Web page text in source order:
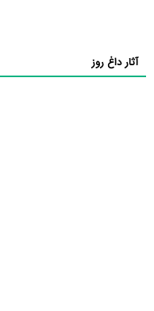
آثار داغ روز